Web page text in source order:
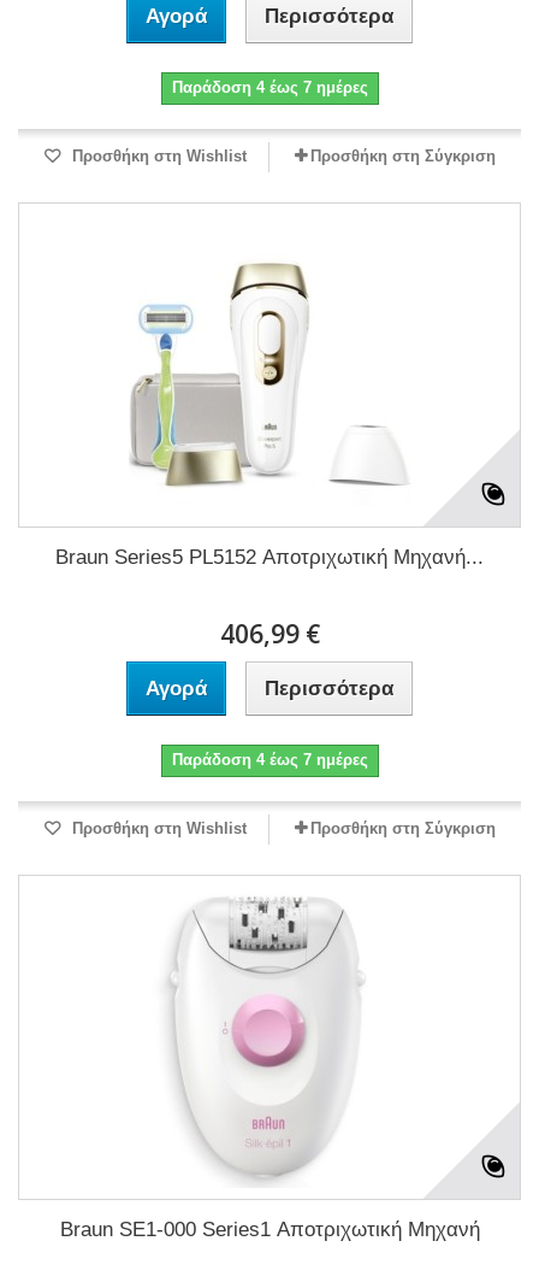
Αγορά Περισσότερα
Παράδοση 4 έως 7 ημέρες
Προσθήκη στη Wishlist Προσθήκη στη Σύγκριση
Braun Series5 PL5152 Αποτριχωτική Μηχανή...
406,99 €
Αγορά Περισσότερα
Παράδοση 4 έως 7 ημέρες
Προσθήκη στη Wishlist Προσθήκη στη Σύγκριση
Braun SE1-000 Series1 Αποτριχωτική Μηχανή